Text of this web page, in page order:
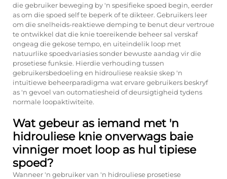
die gebruiker beweging by 'n spesifieke spoed begin, eerder
as om die spoed self te beperk of te dikteer. Gebruikers leer
om die snelheids-reaktiewe demping te benut deur vertroue
te ontwikkel dat die knie toereikende beheer sal verskaf
ongeag die gekose tempo, en uiteindelik loop met
natuurlike spoedvariasies sonder bewuste aandag vir die
prosetiese funksie. Hierdie verhouding tussen
gebruikersbedoeling en hidrouliese reaksie skep 'n
intuïtiewe beheerparadigma wat ervare gebruikers beskryf
as 'n gevoel van outomatiesheid of deursigtigheid tydens
normale loopaktiwiteite.
Wat gebeur as iemand met 'n
hidrouliese knie onverwags baie
vinniger moet loop as hul tipiese
spoed?
Wanneer 'n gebruiker van 'n hidrouliese prosetiese